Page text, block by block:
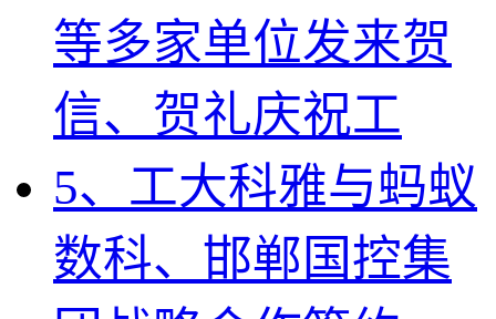
等多家单位发来贺
信、贺礼庆祝工
5、工大科雅与蚂蚁
数科、邯郸国控集